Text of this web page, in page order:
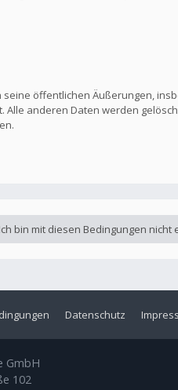
öffentlichen Äußerungen,
anderen Daten werden
Datenschutz
GmbH
102